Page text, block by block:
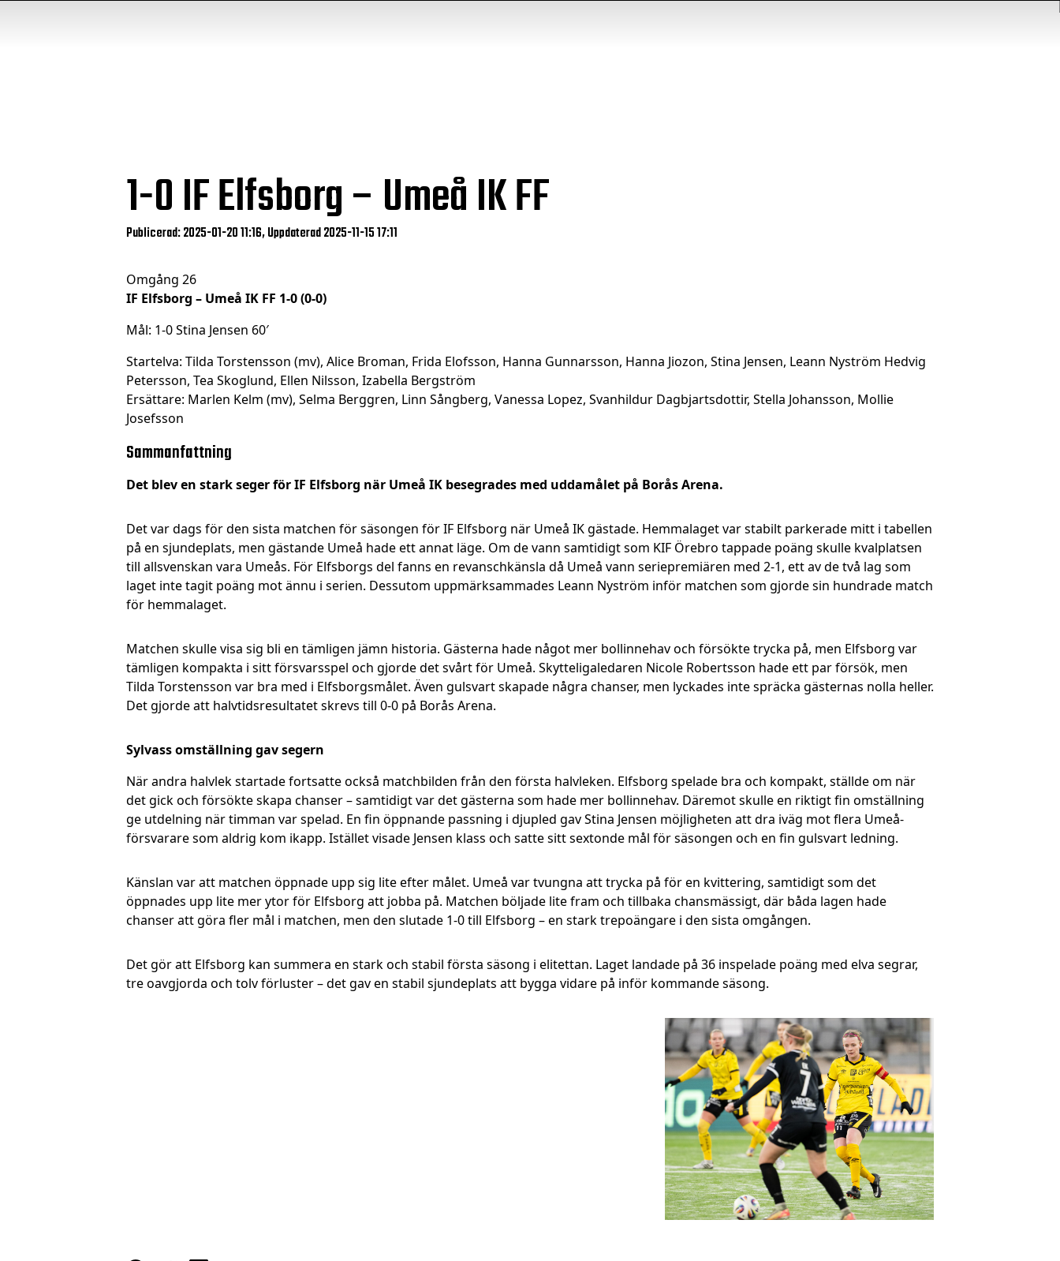
1-0IF Elfsborg – Umeå IK FF
Publicerad: 2025-01-20 11:16, Uppdaterad 2025-11-15 17:11
Omgång 26
IF Elfsborg – Umeå IK FF 1-0 (0-0)
Mål: 1-0 Stina Jensen 60′
Startelva: Tilda Torstensson (mv), Alice Broman, Frida Elofsson, Hanna Gunnarsson, Hanna Jiozon, Stina Jensen, Leann Nyström Hedvig
Petersson, Tea Skoglund, Ellen Nilsson, Izabella Bergström
Ersättare: Marlen Kelm (mv), Selma Berggren, Linn Sångberg, Vanessa Lopez, Svanhildur Dagbjartsdottir, Stella Johansson, Mollie
Josefsson
Sammanfattning
Det blev en stark seger för IF Elfsborg när Umeå IK besegrades med uddamålet på Borås Arena.
Det var dags för den sista matchen för säsongen för IF Elfsborg när Umeå IK gästade. Hemmalaget var stabilt parkerade mitt i tabellen
på en sjundeplats, men gästande Umeå hade ett annat läge. Om de vann samtidigt som KIF Örebro tappade poäng skulle kvalplatsen
till allsvenskan vara Umeås. För Elfsborgs del fanns en revanschkänsla då Umeå vann seriepremiären med 2-1, ett av de två lag som
laget inte tagit poäng mot ännu i serien. Dessutom uppmärksammades Leann Nyström inför matchen som gjorde sin hundrade match
för hemmalaget.
Matchen skulle visa sig bli en tämligen jämn historia. Gästerna hade något mer bollinnehav och försökte trycka på, men Elfsborg var
tämligen kompakta i sitt försvarsspel och gjorde det svårt för Umeå. Skytteligaledaren Nicole Robertsson hade ett par försök, men
Tilda Torstensson var bra med i Elfsborgsmålet. Även gulsvart skapade några chanser, men lyckades inte spräcka gästernas nolla heller.
Det gjorde att halvtidsresultatet skrevs till 0-0 på Borås Arena.
Sylvass omställning gav segern
När andra halvlek startade fortsatte också matchbilden från den första halvleken. Elfsborg spelade bra och kompakt, ställde om när
det gick och försökte skapa chanser – samtidigt var det gästerna som hade mer bollinnehav. Däremot skulle en riktigt fin omställning
ge utdelning när timman var spelad. En fin öppnande passning i djupled gav Stina Jensen möjligheten att dra iväg mot flera Umeå-
försvarare som aldrig kom ikapp. Istället visade Jensen klass och satte sitt sextonde mål för säsongen och en fin gulsvart ledning.
Känslan var att matchen öppnade upp sig lite efter målet. Umeå var tvungna att trycka på för en kvittering, samtidigt som det
öppnades upp lite mer ytor för Elfsborg att jobba på. Matchen böljade lite fram och tillbaka chansmässigt, där båda lagen hade
chanser att göra fler mål i matchen, men den slutade 1-0 till Elfsborg – en stark trepoängare i den sista omgången.
Det gör att Elfsborg kan summera en stark och stabil första säsong i elitettan. Laget landade på 36 inspelade poäng med elva segrar,
tre oavgjorda och tolv förluster – det gav en stabil sjundeplats att bygga vidare på inför kommande säsong.